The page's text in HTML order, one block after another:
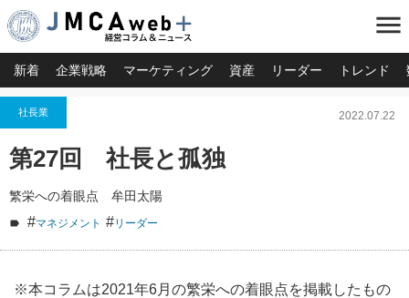
menu
新着 企業戦略 マーケティング 資産 リーダー トレンド
社長業 2022.07.22
第27回 社長と孤独
繁栄への着眼点 牟田太陽
#マネジメント #リーダー
※本コラムは2021年6月の繁栄への着眼点を掲載したもの